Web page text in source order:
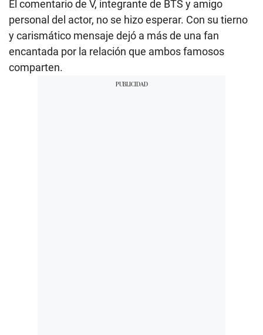
El comentario de V, integrante de BTS y amigo
personal del actor, no se hizo esperar. Con su tierno
y carismático mensaje dejó a más de una fan
encantada por la relación que ambos famosos
comparten.